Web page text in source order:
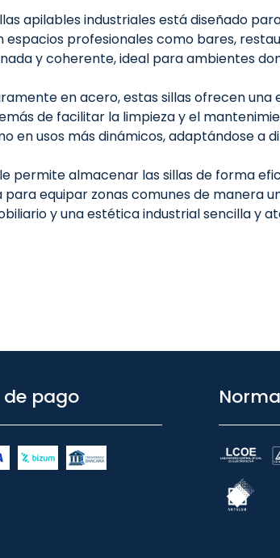
apilables industriales está diseñado
espacios profesionales como bares,
y coherente, ideal para ambientes
en acero, estas sillas ofrecen
de facilitar la limpieza y el
en usos más dinámicos, adaptándose
permite almacenar las sillas de forma
equipar zonas comunes de manera
y una estética industrial sencilla y
pago